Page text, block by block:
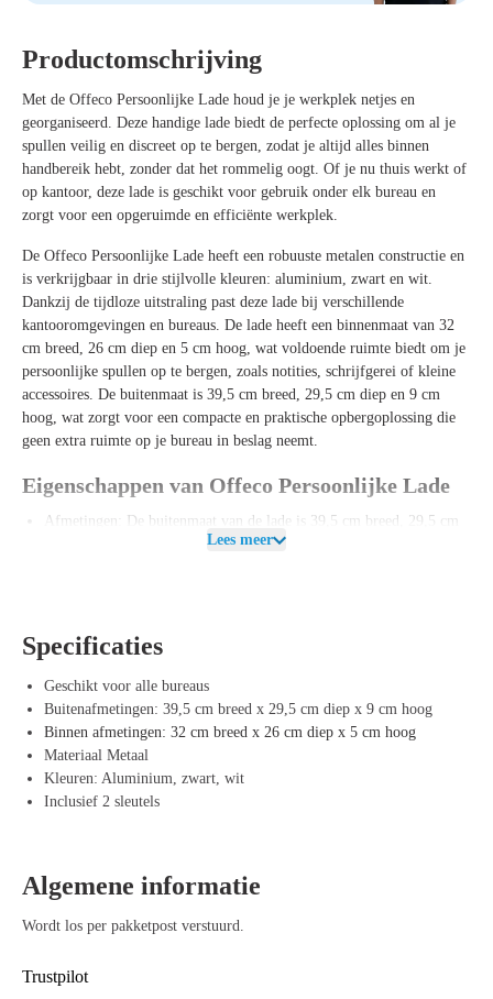
Productomschrijving
Met de Offeco Persoonlijke Lade houd je je werkplek netjes en
georganiseerd. Deze handige lade biedt de perfecte oplossing om al je
spullen veilig en discreet op te bergen, zodat je altijd alles binnen
handbereik hebt, zonder dat het rommelig oogt. Of je nu thuis werkt of
op kantoor, deze lade is geschikt voor gebruik onder elk bureau en
zorgt voor een opgeruimde en efficiënte werkplek.
De Offeco Persoonlijke Lade heeft een robuuste metalen constructie en
is verkrijgbaar in drie stijlvolle kleuren: aluminium, zwart en wit.
Dankzij de tijdloze uitstraling past deze lade bij verschillende
kantooromgevingen en bureaus. De lade heeft een binnenmaat van 32
cm breed, 26 cm diep en 5 cm hoog, wat voldoende ruimte biedt om je
persoonlijke spullen op te bergen, zoals notities, schrijfgerei of kleine
accessoires. De buitenmaat is 39,5 cm breed, 29,5 cm diep en 9 cm
hoog, wat zorgt voor een compacte en praktische opbergoplossing die
geen extra ruimte op je bureau in beslag neemt.
Eigenschappen van Offeco Persoonlijke Lade
Afmetingen : De buitenmaat van de lade is 39,5 cm breed
29,5 cm
, terwijl debinnenmaat
Kleuren: Verkrijgbaar in drie moderne kleuren:
wit , zodat je de lade kunt kiezen die het beste past bij je werkplek.
Geschikt voor alle bureaus
onder elk bureau te monteren, waardoor je extra opbergruimte hebt
zonder dat het ten koste gaat van de beschikbare ruimte op je
werkblad.
Voordelen van Offeco Persoonlijke Lade
dat het je bureau of werkruimte in beslag neemt.
levensduur en betrouwbare prestaties.
vrijwel elk bureau en kantoorinrichting.
Lees meer
Specificaties
Geschikt voor alle bureaus
Buitenafmetingen: 39,5 cm breed x 29,5 cm diep x 9 cm hoog
Binnen afmetingen: 32 cm breed x 26 cm diep x 5 cm hoog
Materiaal Metaal
Kleuren: Aluminium, zwart, wit
Inclusief 2 sleutels
Algemene informatie
Wordt los per pakketpost verstuurd.
Trustpilot